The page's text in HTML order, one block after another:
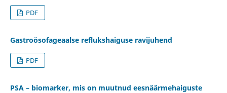
PDF
Gastroösofageaalse reflukshaiguse ravijuhend
PDF
PSA – biomarker, mis on muutnud eesnäärmehaiguste